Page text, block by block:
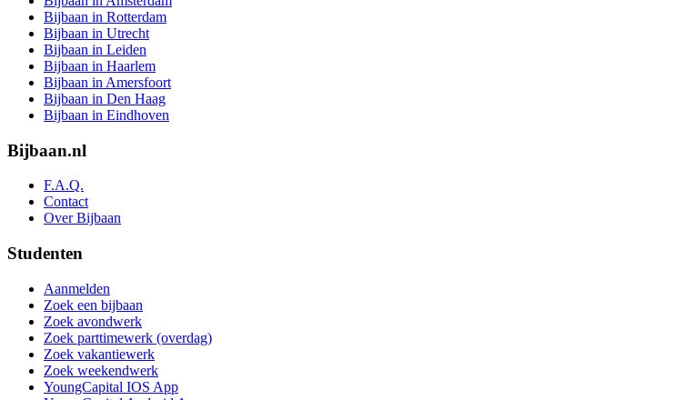
Bijbaan in Rotterdam
Bijbaan in Utrecht
Bijbaan in Leiden
Bijbaan in Haarlem
Bijbaan in Amersfoort
Bijbaan in Den Haag
Bijbaan in Eindhoven
Bijbaan.nl
F.A.Q.
Contact
Over Bijbaan
Studenten
Aanmelden
Zoek een bijbaan
Zoek avondwerk
Zoek parttimewerk (overdag)
Zoek vakantiewerk
Zoek weekendwerk
YoungCapital IOS App